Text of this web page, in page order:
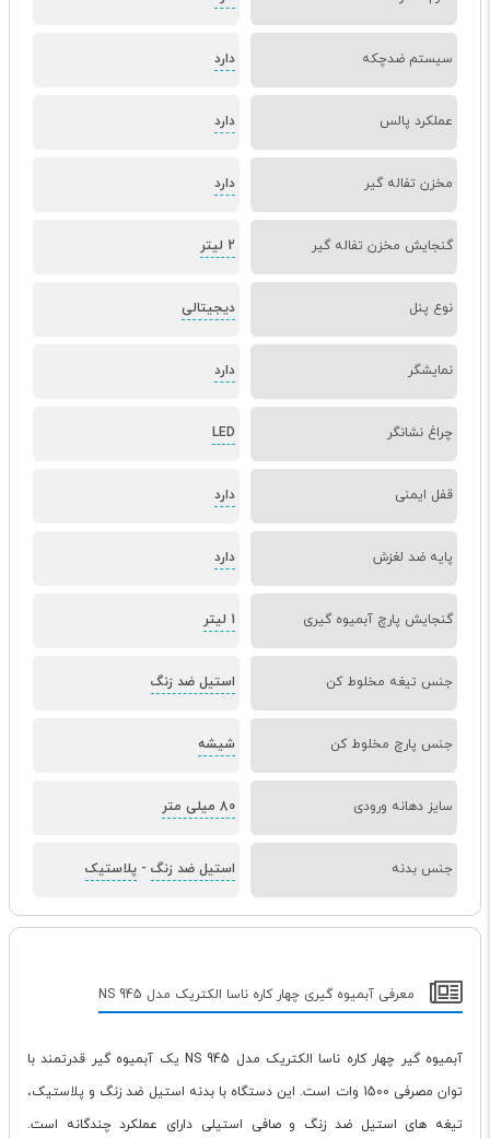
سیستم ضدچکه دارد
عملکرد پالس دارد
مخزن تفاله گیر دارد
گنجایش مخزن تفاله گیر 2 لیتر
نوع پنل دیجیتالی
نمایشگر دارد
چراغ نشانگر LED
قفل ایمنی دارد
پایه ضد لغزش دارد
گنجایش پارچ آبمیوه گیری 1 لیتر
جنس تیغه مخلوط کن استیل ضد زنگ
جنس پارچ مخلوط کن شیشه
سایز دهانه ورودی 80 میلی متر
جنس بدنه استیل ضد زنگ - پلاستیک
معرفی آبمیوه گیری چهار کاره ناسا الکتریک مدل NS 945
آبمیوه گیر چهار کاره ناسا الکتریک مدل NS 945 یک آبمیوه گیر قدرتمند با
توان مصرفی 1500 وات است. این دستگاه با بدنه استیل ضد زنگ و پلاستیک،
تیغه های استیل ضد زنگ و صافی استیلی دارای عملکرد چندگانه است.